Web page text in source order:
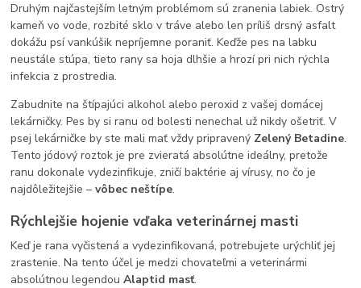
Druhým najčastejším letným problémom sú zranenia labiek. Ostrý
kameň vo vode, rozbité sklo v tráve alebo len príliš drsný asfalt
dokážu psí vankúšik nepríjemne poraniť. Keďže pes na labku
neustále stúpa, tieto rany sa hoja dlhšie a hrozí pri nich rýchla
infekcia z prostredia.
Zabudnite na štípajúci alkohol alebo peroxid z vašej domácej
lekárničky. Pes by si ranu od bolesti nenechal už nikdy ošetriť. V
psej lekárničke by ste mali mať vždy pripravený Zelený Betadine.
Tento jódový roztok je pre zvieratá absolútne ideálny, pretože
ranu dokonale vydezinfikuje, zničí baktérie aj vírusy, no čo je
najdôležitejšie –vôbec neštípe.
Rýchlejšie hojenie vďaka veterinárnej masti
Keď je rana vyčistená a vydezinfikovaná, potrebujete urýchliť jej
zrastenie. Na tento účel je medzi chovateľmi a veterinármi
absolútnou legendouAlaptid masť.